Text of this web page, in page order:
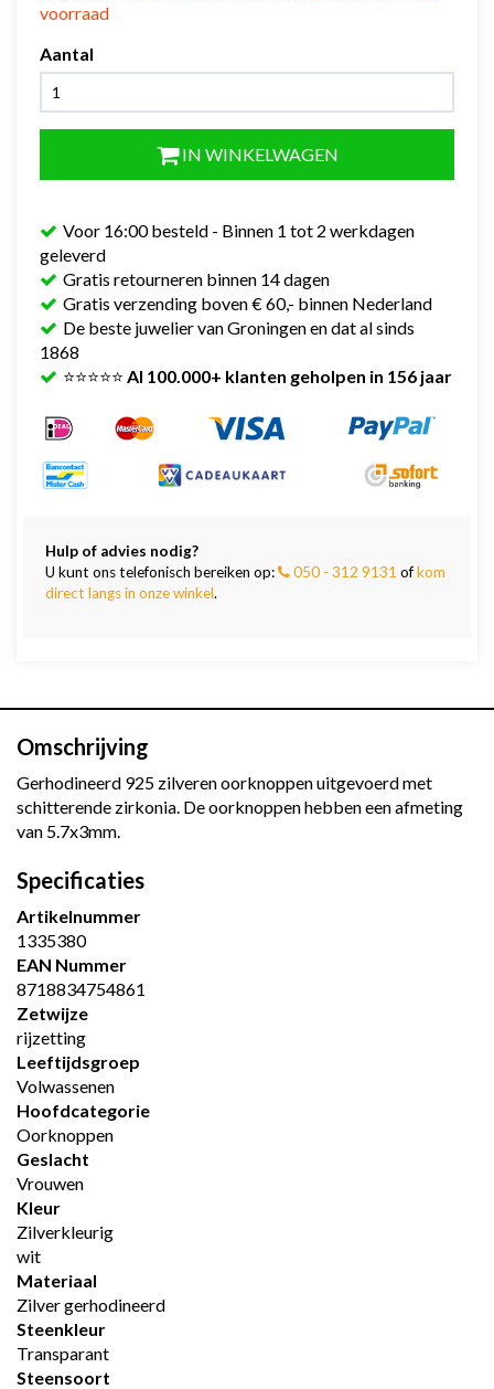
voorraad
Aantal
IN WINKELWAGEN
Voor 16:00 besteld - Binnen 1 tot 2 werkdagen
geleverd
Gratis retourneren binnen 14 dagen
Gratis verzending boven € 60,- binnen Nederland
De beste juwelier van Groningen en dat al sinds
1868
⭐⭐⭐⭐⭐ Al 100.000+ klanten geholpen in 156 jaar
Hulp of advies nodig?
U kunt ons telefonisch bereiken op:
050 - 312 9131 ofkom
direct langs in onze winkel.
Omschrijving
Gerhodineerd 925 zilveren oorknoppen uitgevoerd met
schitterende zirkonia. De oorknoppen hebben een afmeting
van 5.7x3mm.
Specificaties
Artikelnummer
1335380
EAN Nummer
8718834754861
Zetwijze
rijzetting
Leeftijdsgroep
Volwassenen
Hoofdcategorie
Oorknoppen
Geslacht
Vrouwen
Kleur
Zilverkleurig
wit
Materiaal
Zilver gerhodineerd
Steenkleur
Transparant
Steensoort